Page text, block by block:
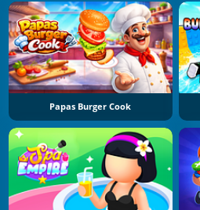
Papas Burger Cook